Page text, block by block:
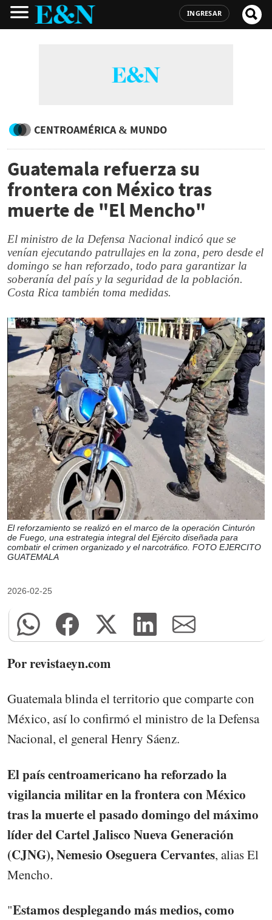
INGRESAR
CENTROAMÉRICA & MUNDO
Guatemala refuerza su
frontera con México tras
muerte de "El Mencho"
El ministro de la Defensa Nacional indicó que se
venían ejecutando patrullajes en la zona, pero desde el
domingo se han reforzado, todo para garantizar la
soberanía del país y la seguridad de la población.
Costa Rica también toma medidas.
El reforzamiento se realizó en el marco de la operación Cinturón
de Fuego, una estrategia integral del Ejército diseñada para
combatir el crimen organizado y el narcotráfico. FOTO EJERCITO
GUATEMALA
2026-02-25
Por revistaeyn.com
Guatemala blinda el territorio que comparte con
México, así lo confirmó el ministro de la Defensa
Nacional, el general Henry Sáenz.
El país centroamericano ha reforzado la
vigilancia militar en la frontera con México
tras la muerte el pasado domingo del máximo
líder del Cartel Jalisco Nueva Generación
(CJNG), Nemesio Oseguera Cervantes, alias El
Mencho.
"Estamos desplegando más medios, como